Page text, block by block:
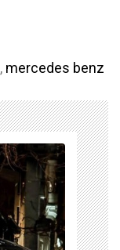
, mercedes benz